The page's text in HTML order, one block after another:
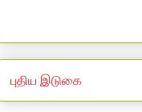
புதிய இடுகை